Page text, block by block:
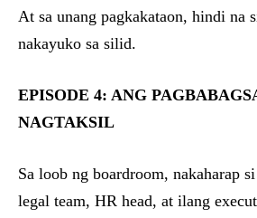
At sa unang pagkakataon, hindi na
nakayuko sa silid.
EPISODE 4: ANG
NAGTAKSIL
Sa loob ng boardroom, nakaharap
legal team, HR head, at ilang